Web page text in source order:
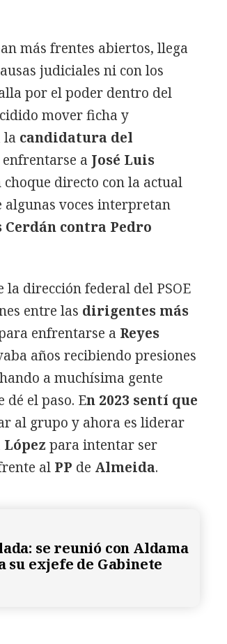
más frentes abiertos, llega
judiciales ni con los
por el poder dentro del
mover ficha y
la candidatura del
a José Luis
directo con la actual
algunas voces interpretan
contra Pedro
dirección federal del PSOE
entre las dirigentes más
enfrentarse a Reyes
años recibiendo presiones
a muchísima gente
el paso. En 2023 sentí que
al grupo y ahora es liderar
López para intentar ser
al PP de Almeida.
se reunió con Aldama
exjefe de Gabinete